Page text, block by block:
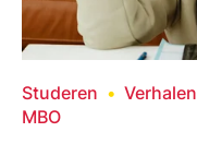
Studeren Verhalen
MBO